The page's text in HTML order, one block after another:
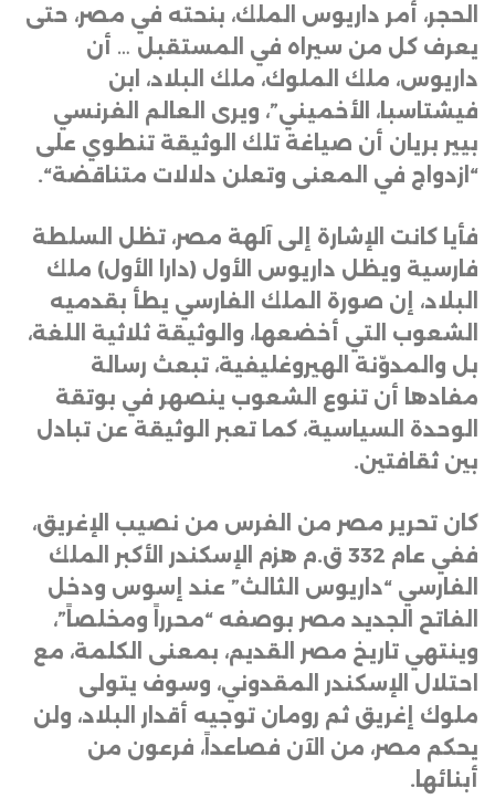
الحجر، أمر داريوس الملك، بنحته في مصر، حتى
يعرف كل من سيراه في المستقبل … أن
داريوس، ملك الملوك، ملك البلاد، ابن
فيشتاسبا، الأخميني”، ويرى العالم الفرنسي
بيير بريان أن صياغة تلك الوثيقة تنطوي على
“ازدواج في المعنى وتعلن دلالات متناقضة“.
فأيا كانت الإشارة إلى آلهة مصر، تظل السلطة
فارسية ويظل داريوس الأول (دارا الأول) ملك
البلاد، إن صورة الملك الفارسي يطأ بقدميه
الشعوب التي أخضعها، والوثيقة ثلاثية اللغة،
بل والمدوّنة الهيروغليفية، تبعث رسالة
مفادها أن تنوع الشعوب ينصهر في بوتقة
الوحدة السياسية، كما تعبر الوثيقة عن تبادل
بين ثقافتين.
كان تحرير مصر من الفرس من نصيب الإغريق،
ففي عام 332 ق.م هزم الإسكندر الأكبر الملك
الفارسي “داريوس الثالث” عند إسوس ودخل
الفاتح الجديد مصر بوصفه “محرراً ومخلصاً”،
وينتهي تاريخ مصر القديم، بمعنى الكلمة، مع
احتلال الإسكندر المقدوني، وسوف يتولى
ملوك إغريق ثم رومان توجيه أقدار البلاد، ولن
يحكم مصر، من الآن فصاعداً، فرعون من
أبنائها .